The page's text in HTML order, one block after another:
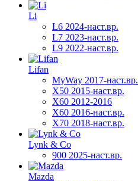
Li
L6 2024-наст.вр.
L7 2023-наст.вр.
L9 2022-наст.вр.
Lifan
MyWay 2017-наст.вр.
X50 2015-наст.вр.
X60 2012-2016
X60 2016-наст.вр.
X70 2018-наст.вр.
Lynk & Co
900 2025-наст.вр.
Mazda